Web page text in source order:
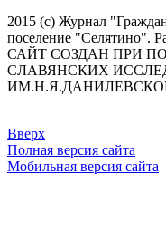
2015 (с) Журнал
поселение "Селятино".
САЙТ СОЗДАН ПРИ
СЛАВЯНСКИХ
Вверх
Полная версия сайта
Мобильная версия сайта